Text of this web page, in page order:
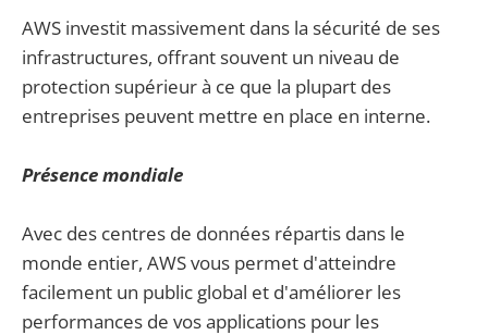
AWS investit massivement dans la sécurité de ses
infrastructures, offrant souvent un niveau de
protection supérieur à ce que la plupart des
entreprises peuvent mettre en place en interne.
Présence mondiale
Avec des centres de données répartis dans le
monde entier, AWS vous permet d'atteindre
facilement un public global et d'améliorer les
performances de vos applications pour les